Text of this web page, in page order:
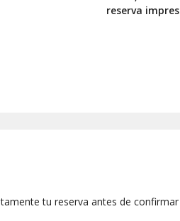
de chipirones en su tinta
de Hamburguesa sobre una
y Miodrac. Cuatro amigos que
tu sitio de referencia para cualquier
reserva
tu reserva antes de